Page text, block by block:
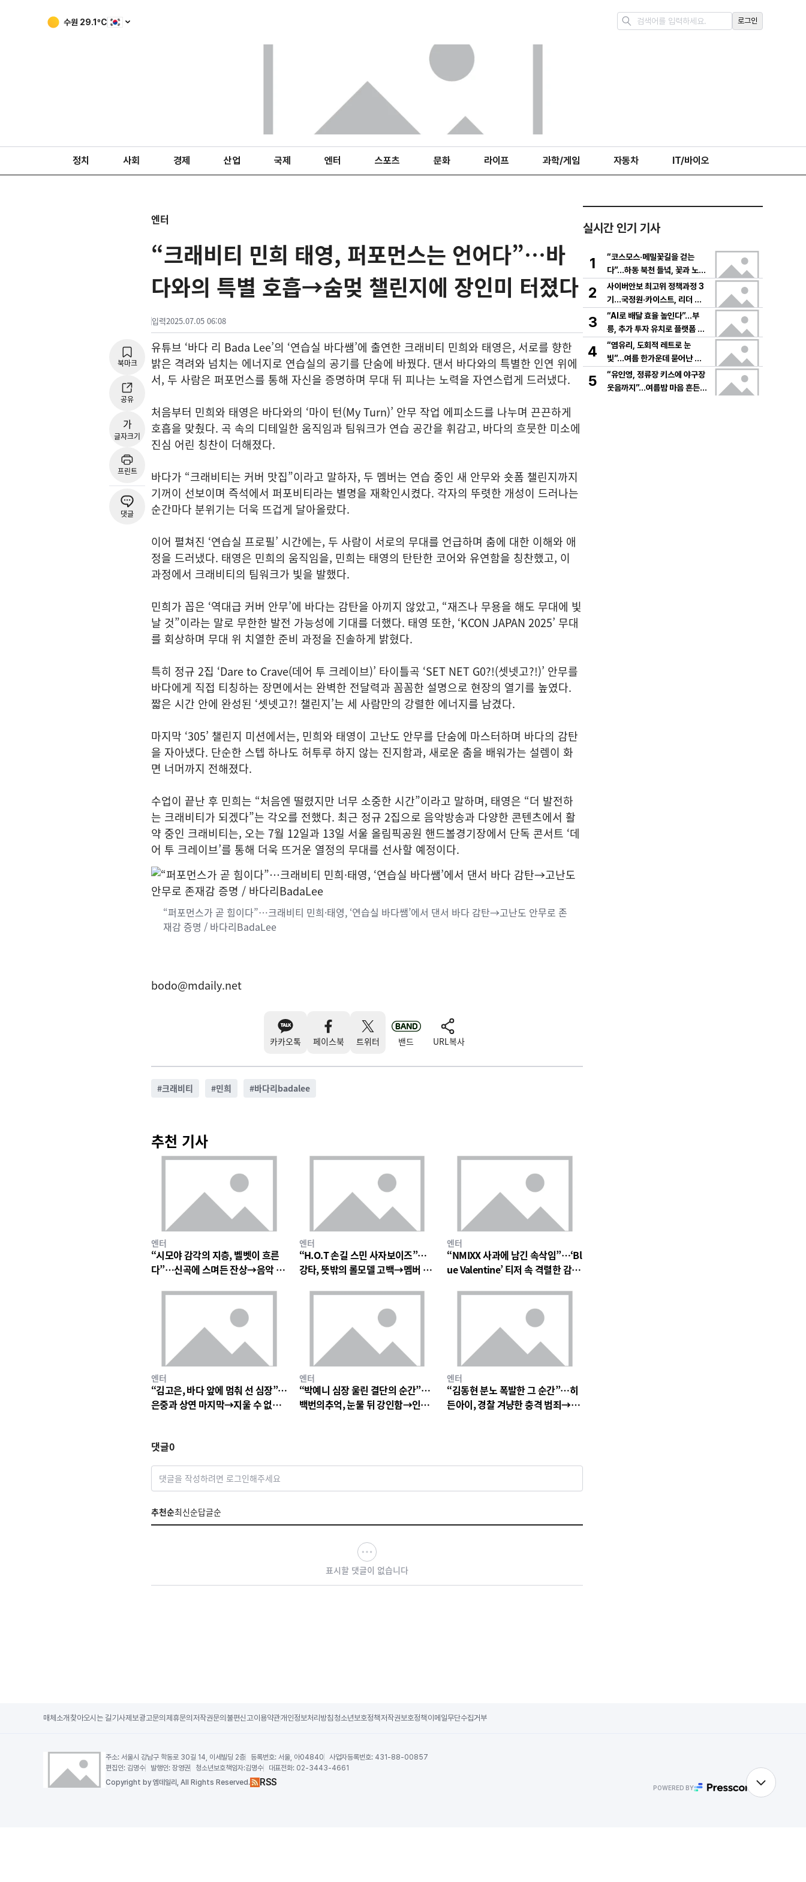
수원 29.1ºC 로그인
정치 사회 경제 산업 국제 엔터 스포츠 문화 라이프 과학/게임 자동차 IT/바이오
엔터
“크래비티 민희 태영, 퍼포먼스는 언어다”…바
다와의 특별 호흡→숨멎 챌린지에 장인미 터졌다
입력2025.07.05 06:08
북마크
공유
가
글자크기
프린트
댓글
유튜브 ‘바다 리 Bada Lee’의 ‘연습실 바다쌤’에 출연한 크래비티 민희와 태영은, 서로를 향한
밝은 격려와 넘치는 에너지로 연습실의 공기를 단숨에 바꿨다. 댄서 바다와의 특별한 인연 위에
서, 두 사람은 퍼포먼스를 통해 자신을 증명하며 무대 뒤 피나는 노력을 자연스럽게 드러냈다.
처음부터 민희와 태영은 바다와의 ‘마이 턴(My Turn)’ 안무 작업 에피소드를 나누며 끈끈하게
호흡을 맞췄다. 곡 속의 디테일한 움직임과 팀워크가 연습 공간을 휘감고, 바다의 흐뭇한 미소에
진심 어린 칭찬이 더해졌다.
바다가 “크래비티는 커버 맛집”이라고 말하자, 두 멤버는 연습 중인 새 안무와 숏폼 챌린지까지
기꺼이 선보이며 즉석에서 퍼포비티라는 별명을 재확인시켰다. 각자의 뚜렷한 개성이 드러나는
순간마다 분위기는 더욱 뜨겁게 달아올랐다.
이어 펼쳐진 ‘연습실 프로필’ 시간에는, 두 사람이 서로의 무대를 언급하며 춤에 대한 이해와 애
정을 드러냈다. 태영은 민희의 움직임을, 민희는 태영의 탄탄한 코어와 유연함을 칭찬했고, 이
과정에서 크래비티의 팀워크가 빛을 발했다.
민희가 꼽은 ‘역대급 커버 안무’에 바다는 감탄을 아끼지 않았고, “재즈나 무용을 해도 무대에 빛
날 것”이라는 말로 무한한 발전 가능성에 기대를 더했다. 태영 또한, ‘KCON JAPAN 2025’ 무대
를 회상하며 무대 위 치열한 준비 과정을 진솔하게 밝혔다.
특히 정규 2집 ‘Dare to Crave(데어 투 크레이브)’ 타이틀곡 ‘SET NET G0?!(셋넷고?!)’ 안무를
바다에게 직접 티칭하는 장면에서는 완벽한 전달력과 꼼꼼한 설명으로 현장의 열기를 높였다.
짧은 시간 안에 완성된 ‘셋넷고?! 챌린지’는 세 사람만의 강렬한 에너지를 남겼다.
마지막 ‘305’ 챌린지 미션에서는, 민희와 태영이 고난도 안무를 단숨에 마스터하며 바다의 감탄
을 자아냈다. 단순한 스텝 하나도 허투루 하지 않는 진지함과, 새로운 춤을 배워가는 설렘이 화
면 너머까지 전해졌다.
수업이 끝난 후 민희는 “처음엔 떨렸지만 너무 소중한 시간”이라고 말하며, 태영은 “더 발전하
는 크래비티가 되겠다”는 각오를 전했다. 최근 정규 2집으로 음악방송과 다양한 콘텐츠에서 활
약 중인 크래비티는, 오는 7월 12일과 13일 서울 올림픽공원 핸드볼경기장에서 단독 콘서트 ‘데
어 투 크레이브’를 통해 더욱 뜨거운 열정의 무대를 선사할 예정이다.
“퍼포먼스가 곧 힘이다”…크래비티 민희·태영, ‘연습실 바다쌤’에서 댄서 바다 감탄→고난도 안무로 존
재감 증명 / 바다리BadaLee
bodo@mdaily.net
카카오톡 페이스북 트위터 밴드 URL복사
#크래비티 #민희 #바다리badalee
추천 기사
엔터
“시모야 감각의 지층, 벨벳이 흐른
다”…신곡에 스며든 잔상→음악 팬
엔터
“H.O.T 손길 스민 사자보이즈”…
강타, 뜻밖의 롤모델 고백→멤버 폭
엔터
“NMIXX 사과에 남긴 속삭임”…‘Bl
ue Valentine’ 티저 속 격렬한 감정
엔터
“김고은, 바다 앞에 멈춰 선 심장”…
은중과 상연 마지막→지울 수 없는
엔터
“박예니 심장 울린 결단의 순간”…
백번의추억, 눈물 뒤 강인함→인물
엔터
“김동현 분노 폭발한 그 순간”…히
든아이, 경찰 겨냥한 충격 범죄→출
댓글0
댓글을 작성하려면 로그인해주세요
추천순최신순답글순
표시할 댓글이 없습니다
실시간 인기 기사
1
“코스모스·메밀꽃길을 걷는
다”…하동 북천 들녘, 꽃과 노래
로 물드는 가을의 하루
2
사이버안보 최고위 정책과정 3
기…국정원·카이스트, 리더 안
보역량 키운다
3
“AI로 배달 효율 높인다”…부
릉, 추가 투자 유치로 플랫폼 혁
신 가속
4
“염유리, 도회적 레트로 눈
빛”…여름 한가운데 묻어난 자
유의 감각→팬들 궁금증 증폭
5
“유인영, 정류장 키스에 야구장
웃음까지”…여름밤 마음 흔든
매체소개 찾아오시는 길기사제보광고문의 제휴문의 저작권문의 불편신고이용약관개인정보처리방침 청소년보호정책저작권보호정책 이메일무단수집거부
주소:서울시 강남구 학동로 30길 14, 이세빌딩 2층 등록번호: 서울, 아04840 사업자등록번호: 431-88-00857
편집인: 김명수 발행인:장영권 청소년보호책임자:김명수 대표전화: 02-3443-4661
Copyright by 엠데일리, All Rights Reserved. RSS POWERED BY